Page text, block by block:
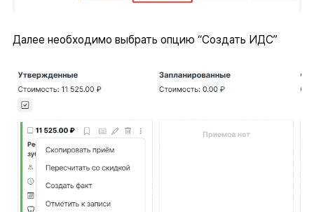
Далее необходимо выбрать опцию “Создать ИДС”